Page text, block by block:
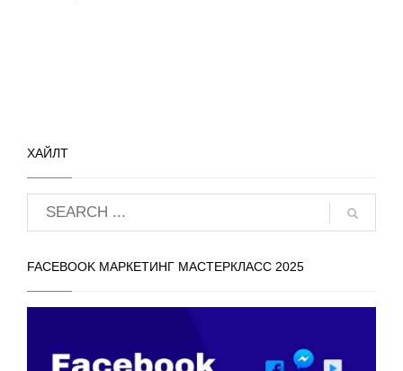
ХАЙЛТ
FACEBOOK МАРКЕТИНГ МАСТЕРКЛАСС 2025